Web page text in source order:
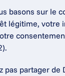
basons sur le
légitime, votre
pas partager de